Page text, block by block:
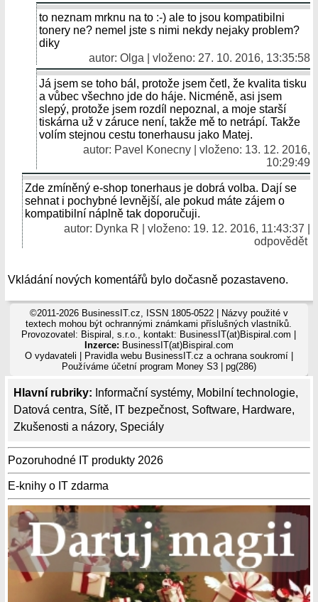
Hlavní rubriky: Informační systémy, Mobilní technologie,
Datová centra, Sítě, IT bezpečnost, Software, Hardware,
Zkušenosti a názory, Speciály
Pozoruhodné IT produkty 2026
E-knihy o IT zdarma
to neznam mrknu na to :-) ale to jsou kompatibilni
tonery ne? nemel jste s nimi nekdy nejaky problem?
diky
autor: Olga | vloženo: 27. 10. 2016, 13:35:58
Já jsem se toho bál, protože jsem četl, že kvalita tisku
a vůbec všechno jde do háje. Nicméně, asi jsem
slepý, protože jsem rozdíl nepoznal, a moje starší
tiskárna už v záruce není, takže mě to netrápí. Takže
volím stejnou cestu tonerhausu jako Matej.
autor: Pavel Konecny | vloženo: 13. 12. 2016,
10:29:49
Zde zmíněný e-shop tonerhaus je dobrá volba. Dají se
sehnat i pochybné levnější, ale pokud máte zájem o
kompatibilní náplně tak doporučuji.
autor: Dynka R | vloženo: 19. 12. 2016, 11:43:37 |
odpovědět
Vkládání nových komentářů bylo dočasně pozastaveno.
©2011-2026 BusinessIT.cz, ISSN 1805-0522 | Názvy použité v
textech mohou být ochrannými známkami příslušných vlastníků.
Provozovatel: Bispiral, s.r.o., kontakt: BusinessIT(at)Bispiral.com |
Inzerce: BusinessIT(at)Bispiral.com
O vydavateli
Pravidla webu BusinessIT.cz a ochrana soukromí|
Používáme účetní program Money S3| pg(286)